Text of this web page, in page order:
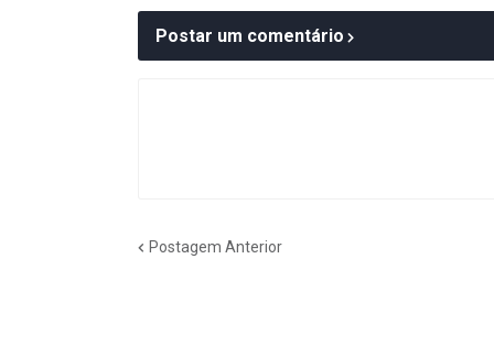
Postar um comentário
Postagem Anterior